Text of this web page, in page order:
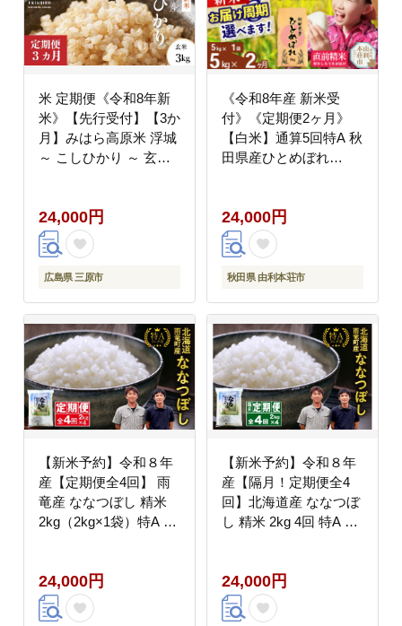
米 定期便《令和8年新
米》【先行受付】【3か
月】みはら高原米 浮城
～ こしひかり ～ 玄米
ごはん ご飯 広島県 三
原市 220078
24,000円
広島県 三原市
《令和8年産 新米受
付》《定期便2ヶ月》
【白米】通算5回特A 秋
田県産ひとめぼれ
OK お米 米 こめ 藤岡農
産 [米 白米 特A 精米 秋
田県 東北 お米 ひとめ
ぼれ 小袋 小分け 直前
め]
24,000円
秋田県 由利本荘市
【新米予約】令和８年
産【定期便全4回】 雨
竜産 ななつぼし 精米
2kg（2kg×1袋）特A 雨
24,000円
【新米予約】令和８年
産【隔月！定期便全4
回】北海道産 ななつぼ
し 精米 2kg 4回 特A 雨
24,000円